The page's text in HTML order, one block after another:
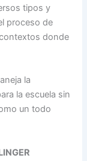
tipos y
proceso de
donde
la
la escuela sin
un todo